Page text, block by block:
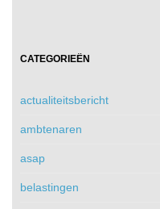
CATEGORIEËN
actualiteitsbericht
ambtenaren
asap
belastingen